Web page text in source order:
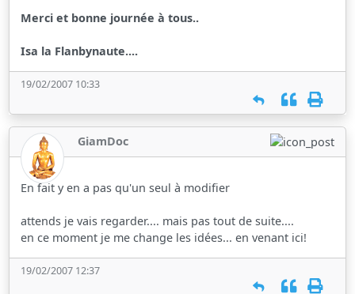
Merci et bonne journée à tous..
Isa la Flanbynaute....
19/02/2007 10:33
GiamDoc
En fait y en a pas qu'un seul à modifier
attends je vais regarder.... mais pas tout de suite....
en ce moment je me change les idées... en venant ici!
19/02/2007 12:37